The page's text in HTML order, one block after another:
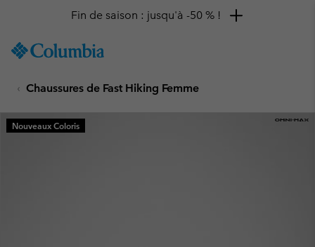
TO
SKIP
MAIN
NAV
Remise de 10 % à saisir
Chaussures de Fast Hiking Femme
Nouveaux Coloris